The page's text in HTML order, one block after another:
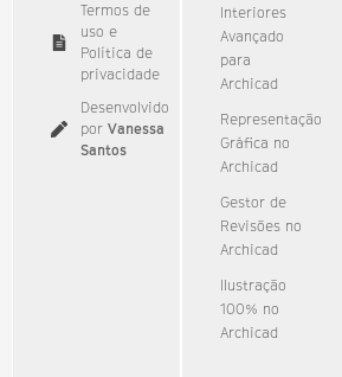
Termos de
uso e
Política de
privacidade
Desenvolvido
por Vanessa
Santos
Interiores
Avançado
para
Archicad
Representação
Gráfica no
Archicad
Gestor de
Revisões no
Archicad
Ilustração
100% no
Archicad